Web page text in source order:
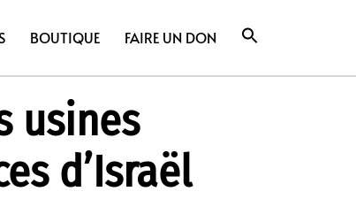
BOUTIQUE FAIRE UN DON
usines
d’Israël